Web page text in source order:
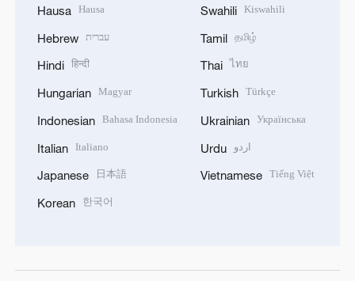
Hausa Hausa
Hebrew עברית
Hindi हिन्दी
Hungarian Magyar
Indonesian Bahasa Indonesia
Italian Italiano
Japanese 日本語
Korean 한국어
Swahili Kiswahili
Tamil தமிழ்
Thai ไทย
Turkish Türkçe
Ukrainian Українська
Urdu اردو
Vietnamese Tiếng Việt